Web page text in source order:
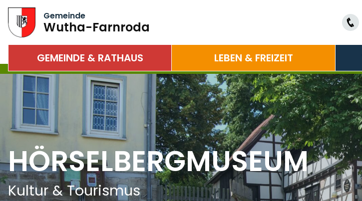
Gemeinde
Wutha-Farnroda
GEMEINDE & RATHAUS LEBEN & FREIZEIT
HÖRSELBERGMUSEUM
Kultur & Tourismus